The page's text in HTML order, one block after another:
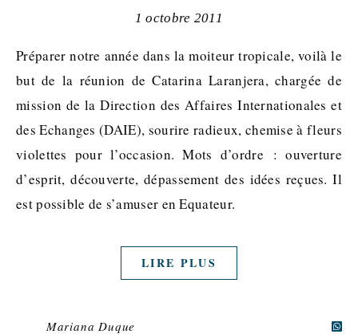
1 octobre 2011
Préparer notre année dans la moiteur tropicale, voilà le
but de la réunion de Catarina Laranjera, chargée de
mission de la Direction des Affaires Internationales et
des Echanges (DAIE), sourire radieux, chemise à fleurs
violettes pour l’occasion. Mots d’ordre : ouverture
d’esprit, découverte, dépassement des idées reçues. Il
est possible de s’amuser en Equateur.
LIRE PLUS
Mariana Duque